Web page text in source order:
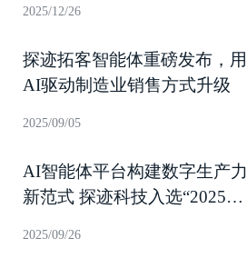
2025/12/26
探迹拓客智能体重磅发布，用
AI驱动制造业销售方式升级
2025/09/05
AI智能体平台构建数字生产力
新范式 探迹科技入选“2025新
2025/09/26